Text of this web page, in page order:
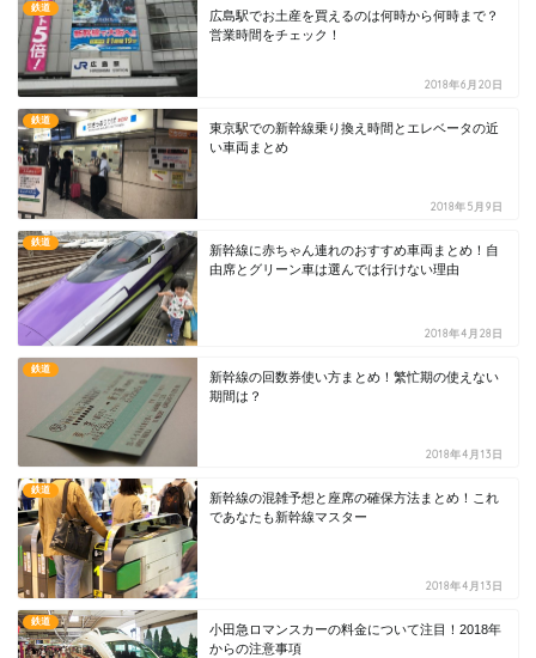
鉄道
広島駅でお土産を買えるのは何時から何時まで？
営業時間をチェック！
2018年6月20日
鉄道
東京駅での新幹線乗り換え時間とエレベータの近
い車両まとめ
2018年5月9日
鉄道
新幹線に赤ちゃん連れのおすすめ車両まとめ！自
由席とグリーン車は選んでは行けない理由
2018年4月28日
鉄道
新幹線の回数券使い方まとめ！繁忙期の使えない
期間は？
2018年4月13日
鉄道
新幹線の混雑予想と座席の確保方法まとめ！これ
であなたも新幹線マスター
2018年4月13日
鉄道
小田急ロマンスカーの料金について注目！2018年
からの注意事項